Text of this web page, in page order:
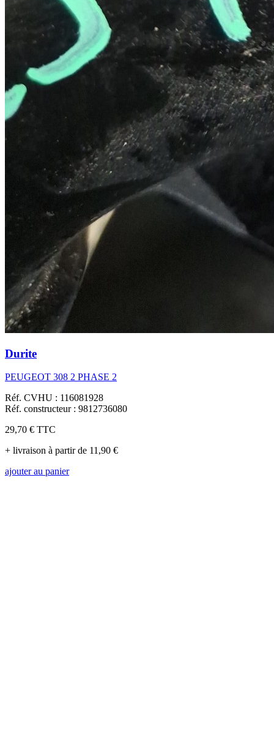
Durite
PEUGEOT 308 2 PHASE 2
Réf. CVHU : 116081928
Réf. constructeur : 9812736080
29,70 € TTC
+ livraison à partir de 11,90 €
ajouter au panier